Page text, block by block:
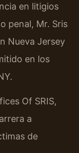
en litigios
penal, Mr. Sris
Nueva Jersey
en los
Of SRIS,
a
de